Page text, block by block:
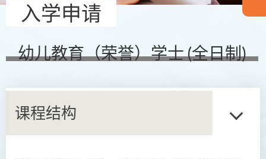
入学申请
幼儿教育（荣誉）学士 (全日制)
课程结构